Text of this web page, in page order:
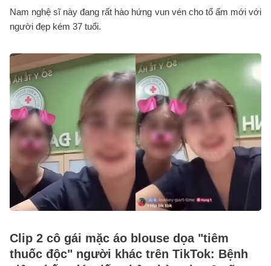
Nam nghệ sĩ này đang rất hào hứng vun vén cho tổ ấm mới với
người đẹp kém 37 tuổi.
Clip 2 cô gái mặc áo blouse dọa "tiêm
thuốc độc" người khác trên TikTok: Bệnh